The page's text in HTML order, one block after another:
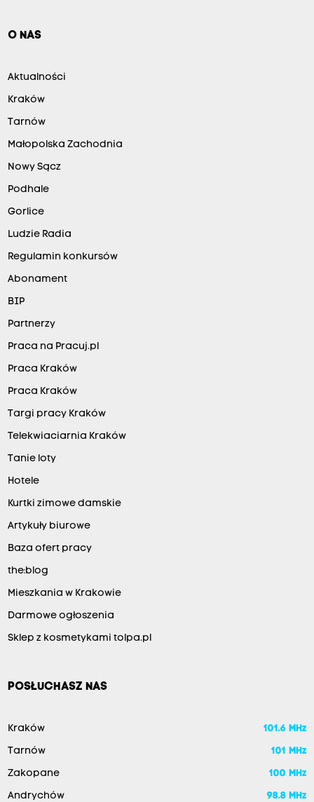
O NAS
Aktualności
Kraków
Tarnów
Małopolska Zachodnia
Nowy Sącz
Podhale
Gorlice
Ludzie Radia
Regulamin konkursów
Abonament
BIP
Partnerzy
Praca na Pracuj.pl
Praca Kraków
Praca Kraków
Targi pracy Kraków
Telekwiaciarnia Kraków
Tanie loty
Hotele
Kurtki zimowe damskie
Artykuły biurowe
Baza ofert pracy
the:blog
Mieszkania w Krakowie
Darmowe ogłoszenia
Sklep z kosmetykami tolpa.pl
POSŁUCHASZ NAS
Kraków 101.6 MHz
Tarnów 101 MHz
Zakopane 100 MHz
Andrychów 98.8 MHz